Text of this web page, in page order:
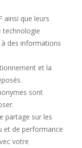
ainsi que leurs
technologie
des informations
et la
sont
partage sur les
et de performance
votre